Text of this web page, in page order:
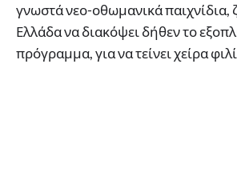
γνωστά νεο-οθωμανικά παιχνίδια,
Ελλάδα να διακόψει δήθεν το
πρόγραμμα, για να τείνει χείρα